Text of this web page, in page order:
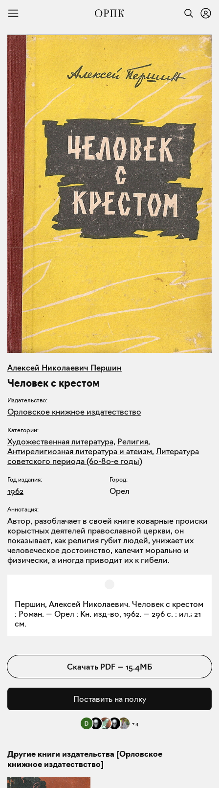
Алексей Николаевич Першин
Человек с крестом
Издательство:
Орловское книжное издатествство
Категории:
Художественная литература, Религия,
Антирелигиозная литература и атеизм, Литература
советского периода (60-80-е годы)
Год издания:
1962
Город:
Орел
Аннотация:
Автор, разоблачает в своей книге коварные происки
корыстных деятелей православной церкви, он
показывает, как религия губит людей, унижает их
человеческое достоинство, калечит морально и
физически, а иногда приводит их к гибели.
Першин, Алексей Николаевич. Человек с крестом
: Роман. — Орел : Кн. изд-во, 1962. — 296 с. : ил.; 21
см.
Скачать PDF — 15.4МБ
Поставить на полку
+4
Другие книги издательства [Орловское
книжное издатествство]